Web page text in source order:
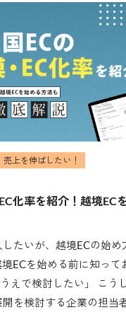
売上を伸ばしたい！
化率を紹介！越境EC
したいが、越境ECの始め
ECを始める前に知って
えで検討したい」 こう
を検討する企業の担当